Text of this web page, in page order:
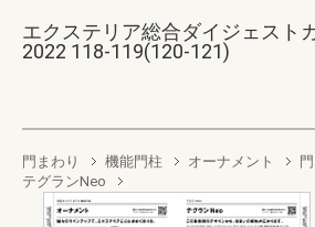
エクステリア総合ダイジェスト
2022 118-119(120-121)
門まわり 機能門柱 オーナメント
テグランNeo